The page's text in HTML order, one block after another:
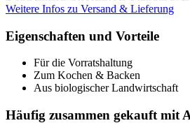
Weitere Infos zu Versand & Lieferung
Eigenschaften und Vorteile
Für die Vorratshaltung
Zum Kochen & Backen
Aus biologischer Landwirtschaft
Häufig zusammen gekauft mit